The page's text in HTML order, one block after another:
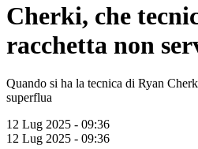
Cherki, che
racchetta non
Quando si ha la tecnica di Ryan
superflua
12 Lug 2025 - 09:36
12 Lug 2025 - 09:36